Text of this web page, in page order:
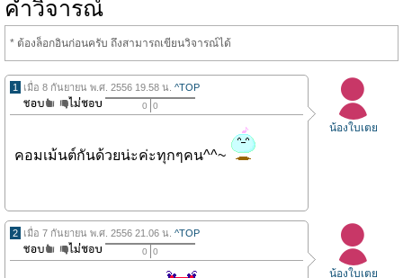
คำวิจารณ์
* ต้องล็อกอินก่อนครับ ถึงสามารถเขียนวิจารณ์ได้
น้องใบเตย
1 เมื่อ 8 กันยายน พ.ศ. 2556 19.58 น. ^TOP
0 0
คอมเม้นต์กันด้วยน่ะค่ะทุกๆคน^^~
น้องใบเตย
2 เมื่อ 7 กันยายน พ.ศ. 2556 21.06 น. ^TOP
0 0